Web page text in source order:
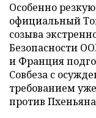
Особенно
официальный
созыва
Безопасности
и Франция
Совбеза с
требованием
против